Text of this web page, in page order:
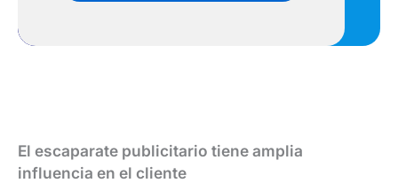
El escaparate publicitario tiene amplia
influencia en el cliente